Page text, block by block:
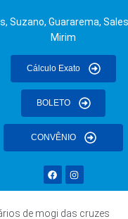
Suzano, Guararema,
Mirim
Cálculo Exato
BOLETO
CONVÊNIO